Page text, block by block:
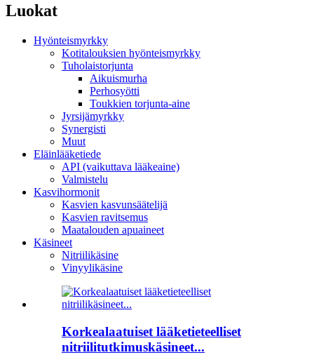
Luokat
Hyönteismyrkky
Kotitalouksien hyönteismyrkky
Tuholaistorjunta
Aikuismurha
Perhosyötti
Toukkien torjunta-aine
Jyrsijämyrkky
Synergisti
Muut
Eläinlääketiede
API (vaikuttava lääkeaine)
Valmistelu
Kasvihormonit
Kasvien kasvunsäätelijä
Kasvien ravitsemus
Maatalouden apuaineet
Käsineet
Nitriilikäsine
Vinyylikäsine
Korkealaatuiset lääketieteelliset
nitriilitutkimuskäsineet...